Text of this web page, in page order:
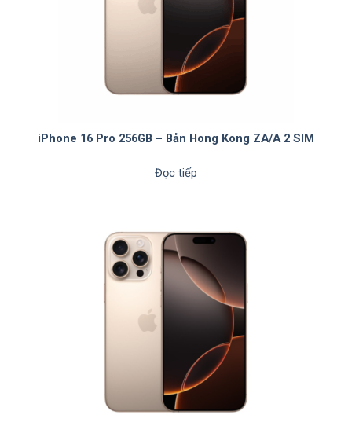
iPhone 16 Pro 256GB – Bản Hong Kong ZA/A 2 SIM
Đọc tiếp